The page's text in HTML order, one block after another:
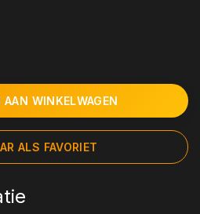
AAN WINKELWAGEN
ALS FAVORIET